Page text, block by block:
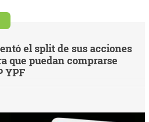
el split de sus acciones
que puedan comprarse
YPF